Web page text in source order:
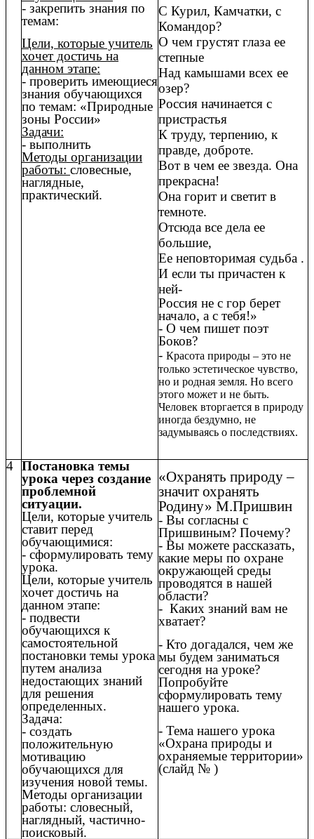
- закрепить знания по
темам:
Цели, которые учитель
хочет достичь на
данном этапе:
- проверить имеющиеся
знания обучающихся
по темам: «Природные
зоны России»
Задачи:
- выполнить
Методы организации
работы: словесные,
наглядные,
практический.
С Курил, Камчатки, с
Командор?
О чем грустят глаза ее
степные
Над камышами всех ее
озер?
Россия начинается с
пристрастья
К труду, терпению, к
правде, доброте.
Вот в чем ее звезда. Она
прекрасна!
Она горит и светит в
темноте.
Отсюда все дела ее
большие,
Ее неповторимая судьба .
И если ты причастен к
ней-
Россия не с гор берет
начало, а с тебя!»
- О чем пишет поэт
Боков?
- Красота природы – это не
только эстетическое чувство,
но и родная земля. Но всего
этого может и не быть.
Человек вторгается в природу
иногда бездумно, не
задумываясь о последствиях.
4 Постановка темы
урока через создание
проблемной
ситуации.
Цели, которые учитель
ставит перед
обучающимися:
- сформулировать тему
урока.
Цели, которые учитель
хочет достичь на
данном этапе:
- подвести
обучающихся к
самостоятельной
постановки темы урока
путем анализа
недостающих знаний
для решения
определенных.
Задача:
- создать
положительную
мотивацию
обучающихся для
изучения новой темы.
Методы организации
работы: словесный,
наглядный, частично-
поисковый.
«Охранять природу –
значит охранять
Родину» М.Пришвин
- Вы согласны с
Пришвиным? Почему?
- Вы можете рассказать,
какие меры по охране
окружающей среды
проводятся в нашей
области?
- Каких знаний вам не
хватает?
- Кто догадался, чем же
мы будем заниматься
сегодня на уроке?
Попробуйте
сформулировать тему
нашего урока.
- Тема нашего урока
«Охрана природы и
охраняемые территории»
(слайд № )